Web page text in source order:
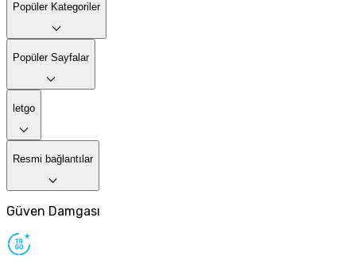
Popüler Kategoriler
Popüler Sayfalar
letgo
Resmi bağlantılar
Güven Damgası